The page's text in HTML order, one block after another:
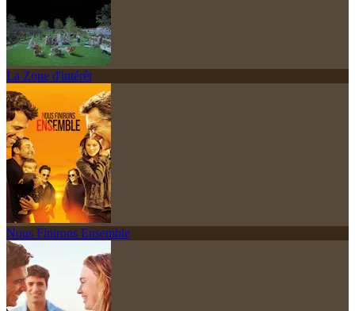
La Zone d'intérêt
Nous Finirons Ensemble